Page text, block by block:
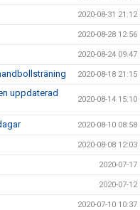
2020-08-31 21:12
2020-08-28 12:56
2020-08-24 09:47
2020-08-18 21:15
uppdaterad
2020-08-14 15:10
2020-08-10 08:58
2020-08-08 12:03
2020-07-17
2020-07-12
2020-07-10 10:37